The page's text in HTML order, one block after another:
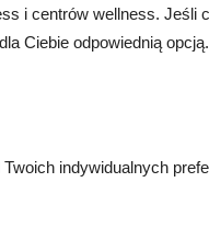
i centrów wellness. Jeśli
Ciebie odpowiednią opcją.
indywidualnych